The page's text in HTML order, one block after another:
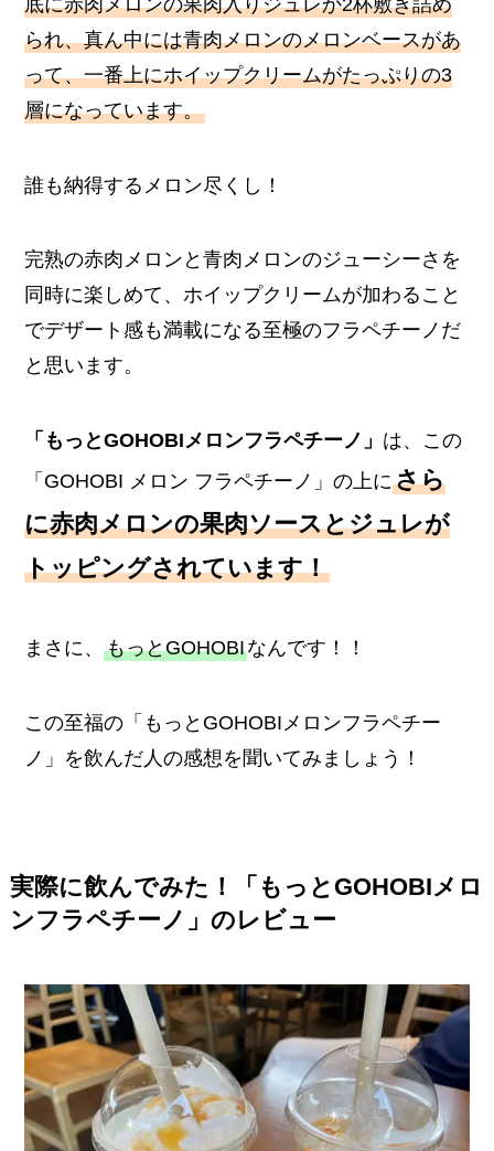
られ、真ん中には青肉メロンのメロンベースがあ
って、一番上にホイップクリームがたっぷりの3
層になっています。
誰も納得するメロン尽くし！
完熟の赤肉メロンと青肉メロンのジューシーさを
同時に楽しめて、ホイップクリームが加わること
でデザート感も満載になる至極のフラペチーノだ
と思います。
「もっとGOHOBIメロンフラペチーノ」 は、この
「GOHOBI メロン フラペチーノ」の上にさら
に赤肉メロンの果肉ソースとジュレが
トッピングされています！
まさに、もっとGOHOBIなんです！！
この至福の「もっとGOHOBIメロンフラペチー
ノ」を飲んだ人の感想を聞いてみましょう！
実際に飲んでみた！「もっとGOHOBIメロ
ンフラペチーノ」のレビュー